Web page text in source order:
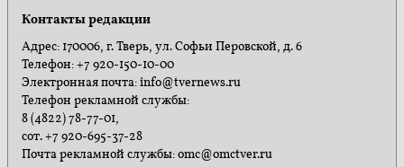
Контакты редакции
Адрес: 170006, г. Тверь, ул. Софьи Перовской, д. 6
Телефон: +7 920-150-10-00
Электронная почта: info@tvernews.ru
Телефон рекламной службы:
8 (4822) 78-77-01,
сот. +7 920-695-37-28
Почта рекламной службы: omc@omctver.ru